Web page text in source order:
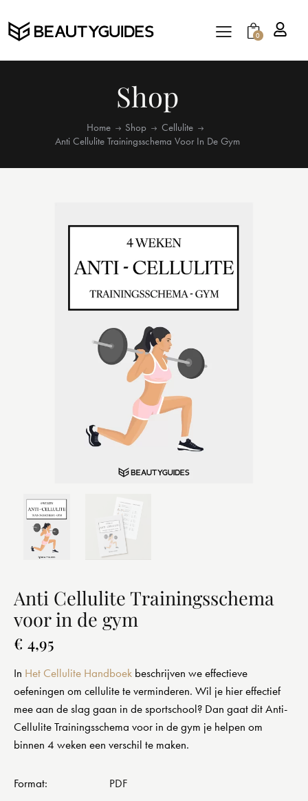
0
Shop
Home Shop
Cellulite
Anti Cellulite Trainingsschema Voor In De Gym
Anti Cellulite Trainingsschema
voor in de gym
€ 4,95
In Het Cellulite Handboek beschrijven we effectieve
oefeningen om cellulite te verminderen. Wil je hier effectief
mee aan de slag gaan in de sportschool? Dan gaat dit Anti-
Cellulite Trainingsschema voor in de gym je helpen om
binnen 4 weken een verschil te maken.
Format PDF